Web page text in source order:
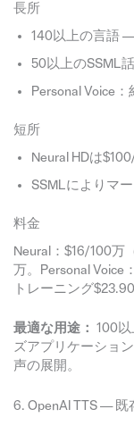
長所
140以上の言語
50以上のSSML
Personal Voice
短所
Neural HDは
SSMLによりマ
料金
Neural：$16/100万
万。Personal Voice
トレーニング
最適な用途： 100
ズアプリケーショ
声の展開。
6. OpenAI TTS — 既